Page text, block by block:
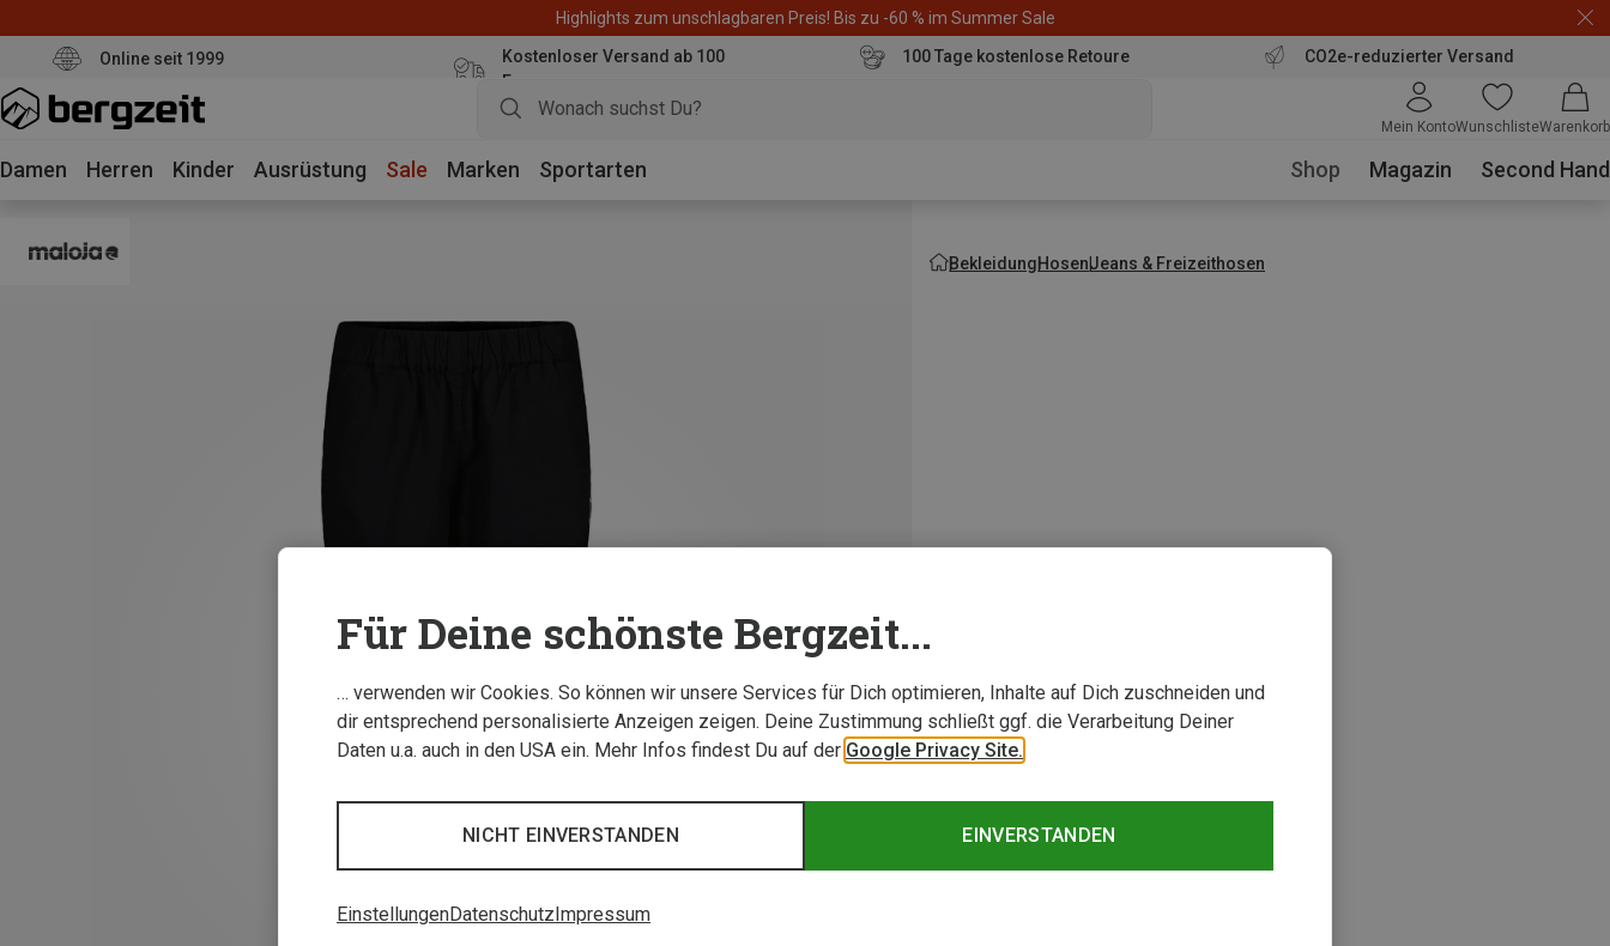
Highlights zum unschlagbaren Preis! Bis zu -60 % im Summer Sale
Online seit 1999
Kostenloser Versand ab 100
Euro
100 Tage kostenlose Retoure CO2e-reduzierter Versand
Mein KontoWunschlisteWarenkorb
Damen Herren Kinder Ausrüstung Sale Marken Sportarten Shop Magazin Second Hand
BekleidungHosenJeans & Freizeithosen
Für Deine schönste Bergzeit...
… verwenden wir Cookies. So können wir unsere Services für Dich optimieren, Inhalte auf Dich zuschneiden und
dir entsprechend personalisierte Anzeigen zeigen. Deine Zustimmung schließt ggf. die Verarbeitung Deiner
Daten u.a. auch in den USA ein. Mehr Infos findest Du auf der Google Privacy Site.
EINVERSTANDEN
NICHT EINVERSTANDEN
EinstellungenDatenschutz Impressum